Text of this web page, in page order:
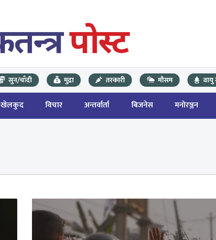
सुन/चाँदी मुद्रा तरकारी मौसम
खेलकुद विचार अन्तर्वार्ता बिजनेस मनोरञ्जन